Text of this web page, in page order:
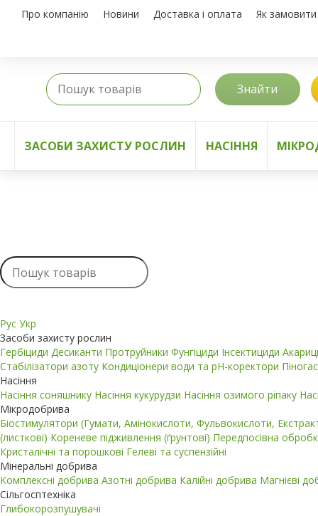
Про компанію Новини Доставка і оплата Як замовити
Знайти
ЗАСОБИ ЗАХИСТУ РОСЛИН НАСІННЯ
Рус Укр
Засоби захисту рослин
Гербіциди Десиканти Протруйники Фунгіциди Інсектициди
Стабілізатори азоту Кондиціонери води та pH-коректори
Насіння
Насіння соняшнику Насіння кукурудзи Насіння озимого ріпаку
Мікродобрива
Біостимулятори (Гумати, Амінокислоти, Фульвокислоти,
(листкові) Кореневе підживлення (ґрунтові) Передпосівна
Кристалічні та порошкові Гелеві та суспензійні
Мінеральні добрива
Комплексні добрива Азотні добрива Калійні добрива Магнієві
Сільгосптехніка
Глибокорозпушувачі